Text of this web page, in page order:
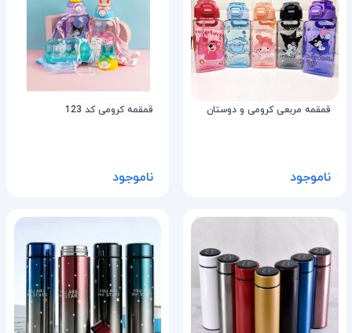
قمقمه مربعی کرومی و دوستان
ناموجود
قمقمه کرومی کد 123
ناموجود